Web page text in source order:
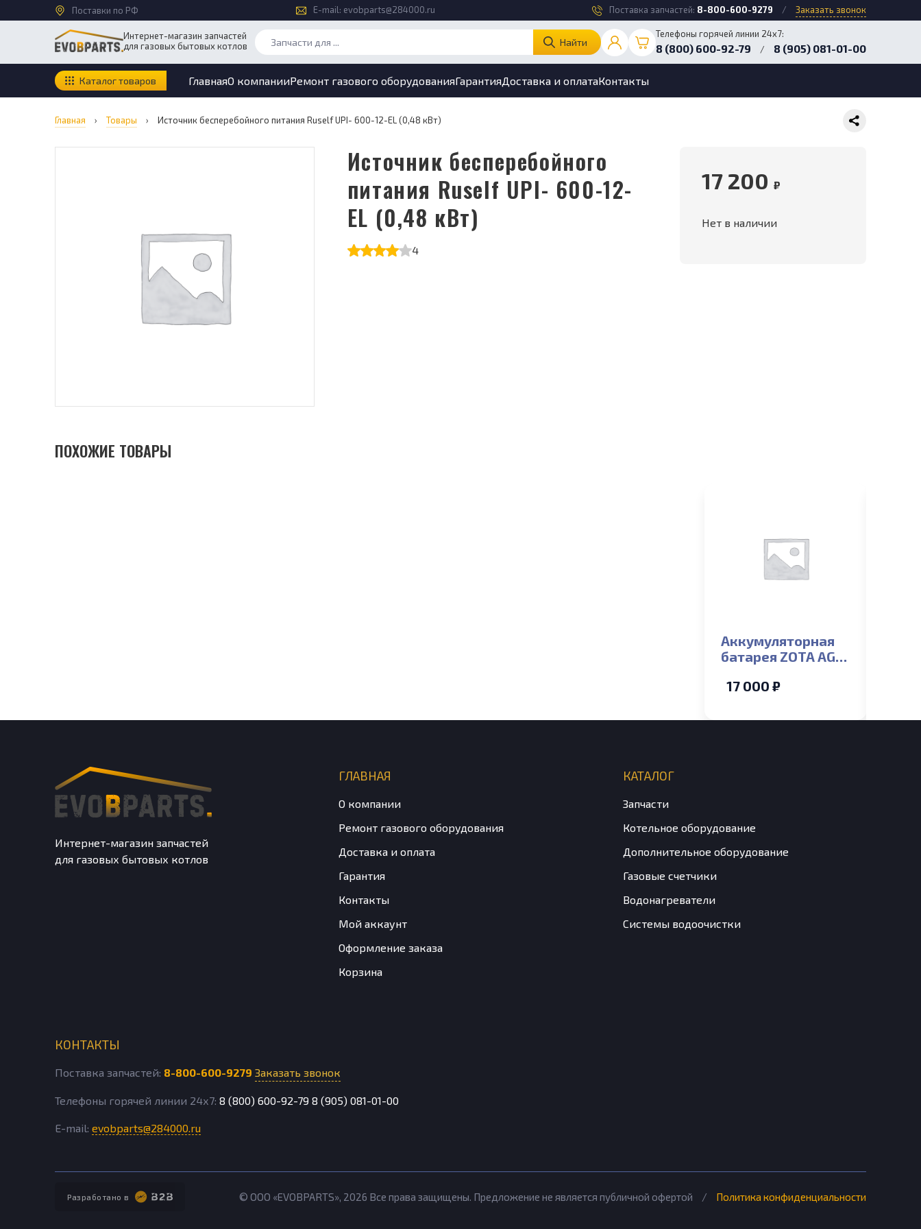
Поставки по РФ E-mail: evobparts@284000.ru Поставка запчастей: 8-800-600-9279 / Заказать звонок
Интернет-магазин запчастей
для газовых бытовых котлов
Найти
Телефоны горячей линии 24х7:
8 (800) 600-92-79 / 8 (905) 081-01-00
Каталог товаров ГлавнаяО компанииРемонт газового оборудованияГарантияДоставка и оплатаКонтакты
Главная › Товары › Источник бесперебойного питания Ruself UPI- 600-12-EL (0,48 кВт)
Источник бесперебойного
питания Ruself UPI- 600-12-
EL (0,48 кВт)
4
17 200 ₽
Нет в наличии
ПОХОЖИЕ ТОВАРЫ
Аккумуляторная
батарея ZOTA AGM
17 000 ₽
Интернет-магазин запчастей
для газовых бытовых котлов
ГЛАВНАЯ
О компании
Ремонт газового оборудования
Доставка и оплата
Гарантия
Контакты
Мой аккаунт
Оформление заказа
Корзина
КАТАЛОГ
Запчасти
Котельное оборудование
Дополнительное оборудование
Газовые счетчики
Водонагреватели
Системы водоочистки
КОНТАКТЫ
Поставка запчастей: 8-800-600-9279 Заказать звонок
Телефоны горячей линии 24х7: 8 (800) 600-92-79 8 (905) 081-01-00
E-mail: evobparts@284000.ru
Разработано в © ООО «EVOBPARTS», 2026 Все права защищены. Предложение не является публичной офертой / Политика конфиденциальности